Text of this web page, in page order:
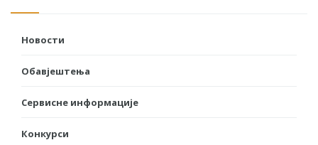
Новости
Обавјештења
Сервисне информације
Конкурси